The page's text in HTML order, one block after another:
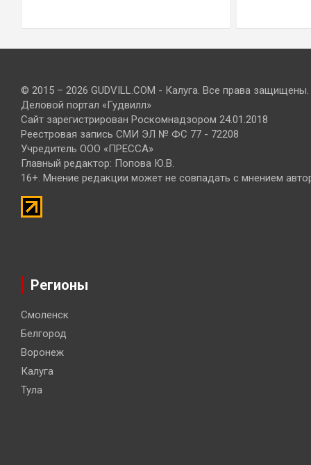
© 2015 – 2026 GUDVILL.COM - Калуга. Все права защищены.
Деловой портал «Гудвилл»
Сайт зарегистрирован Роскомнадзором 24.01.2018
Реестровая запись СМИ ЭЛ № ФС 77 - 72208
Учредитель ООО «ПРЕССА»
Главный редактор: Попова Ю.В.
16+. Мнение редакции может не совпадать с мнением
Регионы
Смоленск
Белгород
Воронеж
Калуга
Тула